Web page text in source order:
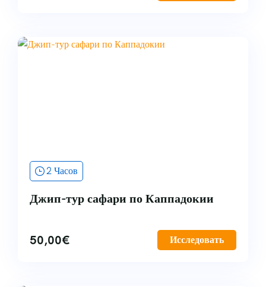
2 Часов
Джип-тур сафари по Каппадокии
50,00€ Исследовать